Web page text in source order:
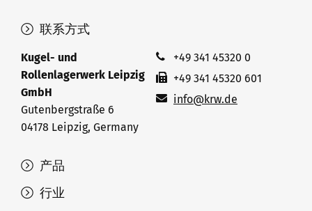
产品
行业
联系方式
Kugel- und
Rollenlagerwerk Leipzig
GmbH
Gutenbergstraße 6
04178 Leipzig, Germany
+49 341 45320 0
+49 341 45320 601
info@krw.de